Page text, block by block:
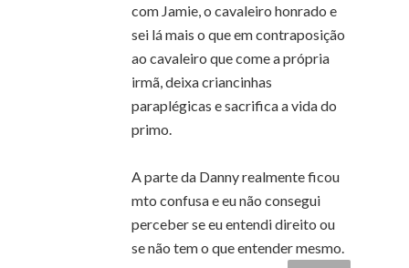
com Jamie, o cavaleiro honrado e
sei lá mais o que em contraposição
ao cavaleiro que come a própria
irmã, deixa criancinhas
paraplégicas e sacrifica a vida do
primo.
A parte da Danny realmente ficou
mto confusa e eu não consegui
perceber se eu entendi direito ou
se não tem o que entender mesmo.